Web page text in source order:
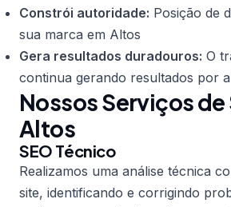
Constrói autoridade: Posição de
sua marca em Altos
Gera resultados duradouros: O
continua gerando resultados por
Nossos Serviços de
Altos
SEO Técnico
Realizamos uma análise técnica
site, identificando e corrigindo